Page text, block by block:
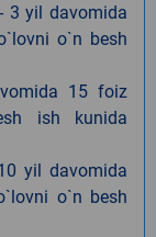
3 yil davomida
o`n besh
15 foiz
ish kunida
yil davomida
o`n besh